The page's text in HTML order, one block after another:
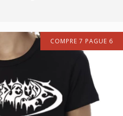
COMPRE 7 PAGUE 6